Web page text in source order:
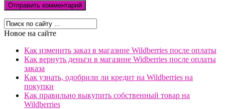
Новое на сайте
Как изменить заказ в магазине Wildberries после оплаты
Как вернуть деньги в магазине Widberries после оплаты
заказа
Как узнать, одобрили ли кредит на Wildberries на
покупки
Как правильно выкупить собственный товар на
Wildberries